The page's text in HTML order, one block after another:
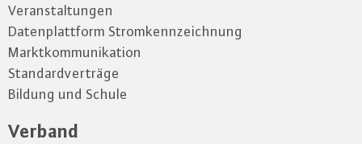
Veranstaltungen
Datenplattform Stromkennzeichnung
Marktkommunikation
Standardverträge
Bildung und Schule
Verband